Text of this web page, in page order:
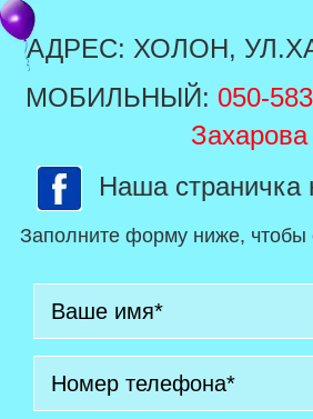
АДРЕС: ХОЛОН,
МОБИЛЬНЫЙ: 050-
Захарова
Наша страничка
Заполните форму ниже, чтобы